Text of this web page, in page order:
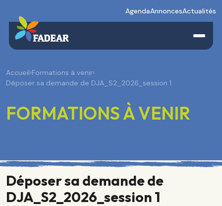
AgendaAnnoncesActualités
Accueil›Formations à venir›
Déposer sa demande de DJA_S2_2026_session 1
FORMATIONS À VENIR
Déposer sa demande de
DJA_S2_2026_session 1